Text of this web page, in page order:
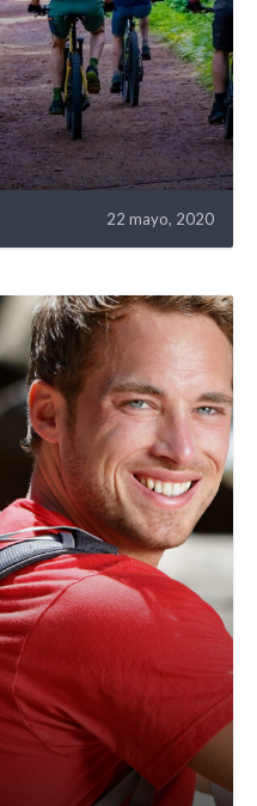
22 mayo, 2020